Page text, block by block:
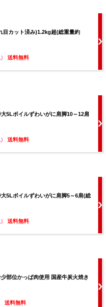
目カット済み)1.2kg超(総重量約
送料無料
5Lボイルずわいがに肩脚10～12肩
送料無料
5Lボイルずわいがに肩脚5～6肩(総
送料無料
部位かっぱ肉使用 国産牛炭火焼き
送料無料